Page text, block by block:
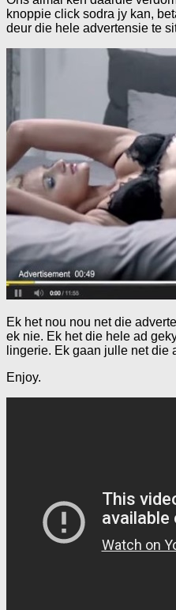
knoppie click sodra jy kan,
deur die hele advertensie te
Ek het nou nou net die
ek nie. Ek het die hele ad
lingerie. Ek gaan julle net
Enjoy.